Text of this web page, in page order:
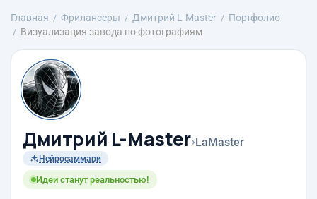
Главная Фрилансеры Дмитрий L-Master
Портфолио
Визуализация завода по фотографиям
Дмитрий L-Master›LaMaster
Нейросаммари
Идеи станут реальностью!